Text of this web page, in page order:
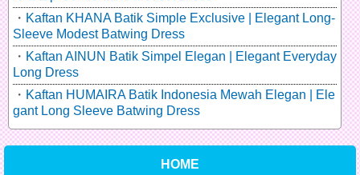
Kaftan KHANA Batik Simple Exclusive | Elegant Long-
Sleeve Modest Batwing Dress
Kaftan AINUN Batik Simpel Elegan | Elegant Everyday
Long Dress
Kaftan HUMAIRA Batik Indonesia Mewah Elegan | Ele
gant Long Sleeve Batwing Dress
HOME